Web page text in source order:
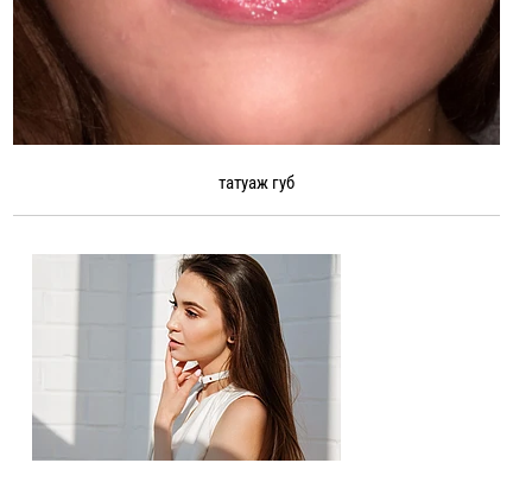
татуаж губ